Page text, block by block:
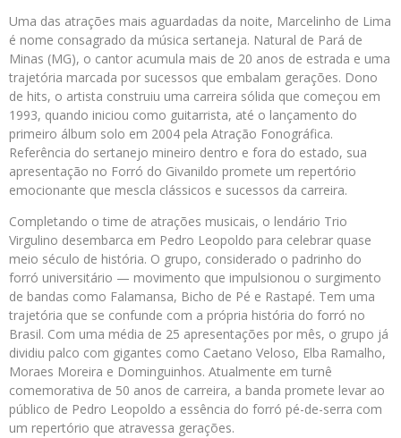
Uma das atrações mais aguardadas da noite, Marcelinho de Lima
é nome consagrado da música sertaneja. Natural de Pará de
Minas (MG), o cantor acumula mais de 20 anos de estrada e uma
trajetória marcada por sucessos que embalam gerações. Dono
de hits, o artista construiu uma carreira sólida que começou em
1993, quando iniciou como guitarrista, até o lançamento do
primeiro álbum solo em 2004 pela Atração Fonográfica.
Referência do sertanejo mineiro dentro e fora do estado, sua
apresentação no Forró do Givanildo promete um repertório
emocionante que mescla clássicos e sucessos da carreira.
Completando o time de atrações musicais, o lendário Trio
Virgulino desembarca em Pedro Leopoldo para celebrar quase
meio século de história. O grupo, considerado o padrinho do
forró universitário — movimento que impulsionou o surgimento
de bandas como Falamansa, Bicho de Pé e Rastapé. Tem uma
trajetória que se confunde com a própria história do forró no
Brasil. Com uma média de 25 apresentações por mês, o grupo já
dividiu palco com gigantes como Caetano Veloso, Elba Ramalho,
Moraes Moreira e Dominguinhos. Atualmente em turnê
comemorativa de 50 anos de carreira, a banda promete levar ao
público de Pedro Leopoldo a essência do forró pé-de-serra com
um repertório que atravessa gerações.